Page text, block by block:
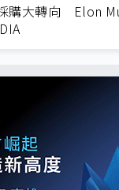
購大轉向 Elon